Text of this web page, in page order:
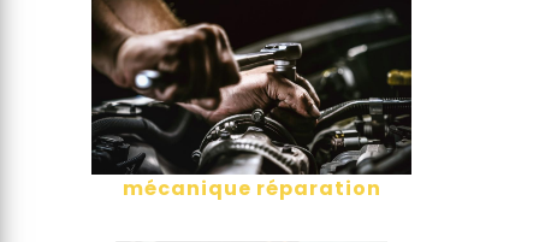
mécanique réparation